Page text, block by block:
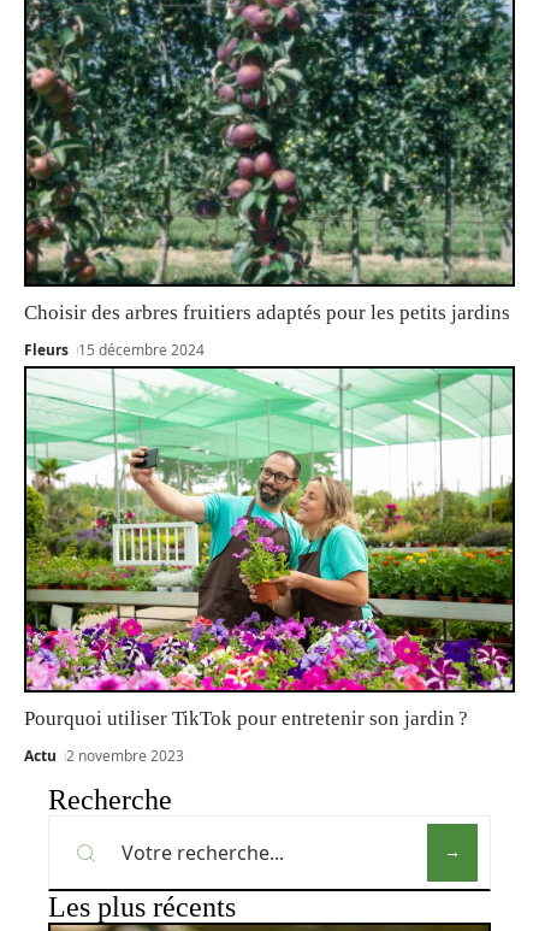
Choisir des arbres fruitiers adaptés pour les petits jardins
Fleurs 15 décembre 2024
Pourquoi utiliser TikTok pour entretenir son jardin ?
Actu 2 novembre 2023
Recherche
Les plus récents